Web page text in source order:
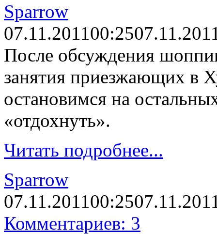
Sparrow
07.11.201100:25
После обсуждения
занятия приезжающих в
остановимся на
«отдохнуть».
Читать подробнее...
Sparrow
07.11.201100:25
Комментариев: 3